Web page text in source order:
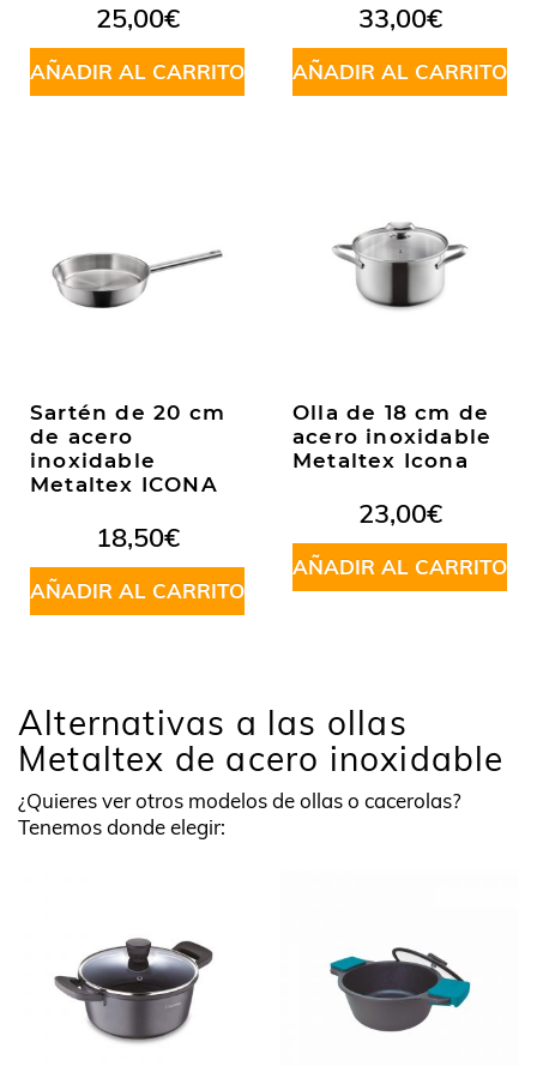
25,00€
AÑADIR AL CARRITO
33,00€
AÑADIR AL CARRITO
Sartén de 20 cm
de acero
inoxidable
Metaltex ICONA
18,50€
AÑADIR AL CARRITO
Olla de 18 cm de
acero inoxidable
Metaltex Icona
23,00€
AÑADIR AL CARRITO
Alternativas a las ollas
Metaltex de acero inoxidable
¿Quieres ver otros modelos de ollas o cacerolas?
Tenemos donde elegir: